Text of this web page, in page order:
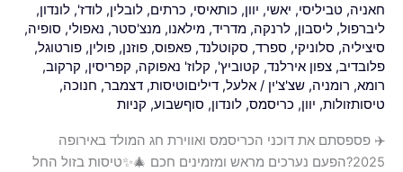
חאניה, טביליסי, יאשי, יוון, כותאיסי, כרתים, לובלין, לודז', לונדון,
ליברפול, ליסבון, לרנקה, מדריד, מילאנו, מנצ'סטר, נאפולי, סופיה,
סיציליה, סלוניקי, ספרד, סקוטלנד, פאפוס, פוזנן, פולין, פורטוגל,
פלובדיב, צפון אירלנד, קטוביץ', קלוז' נאפוקה, קפריסין, קרקוב,
רומא, רומניה, שצ'צ'ין / אלעל, דיליםוטיסות, דצמבר, חנוכה,
טיסותזולות, יוון, כריסמס, לונדון, סוףשבוע, קניות
✈️ פספסתם את דוכני הכריסמס ואווירת חג המולד באירופה
2025?הפעם נערכים מראש ומזמינים חכם 🎄✨טיסות בזול החל
מ-107$
בלבד!